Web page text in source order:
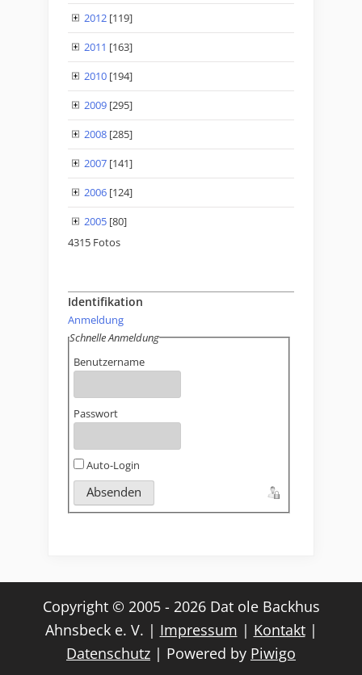
2012 [119]
2011 [163]
2010 [194]
2009 [295]
2008 [285]
2007 [141]
2006 [124]
2005 [80]
4315 Fotos
Identifikation
Anmeldung
Schnelle Anmeldung
Benutzername
Passwort
Auto-Login
Copyright © 2005 - 2026 Dat ole Backhus
Ahnsbeck e. V. | Impressum | Kontakt|
Datenschutz | Powered by Piwigo